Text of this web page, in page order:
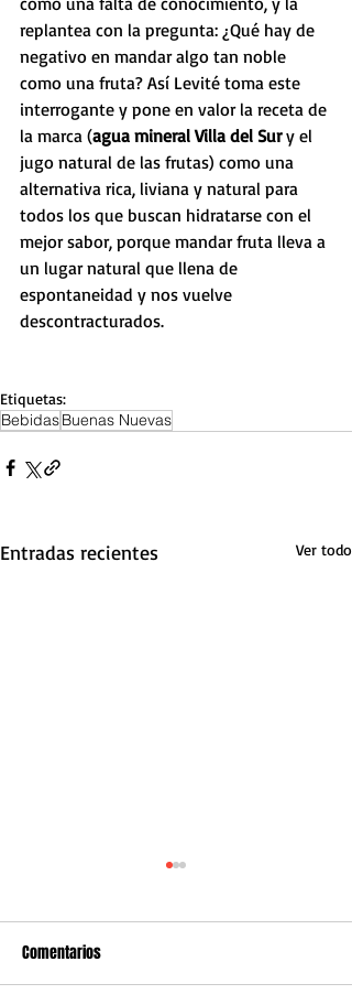
replantea con la pregunta: ¿Qué hay de
negativo en mandar algo tan noble
como una fruta? Así Levité toma este
interrogante y pone en valor la receta de
la marca (agua mineral Villa del Sur y el
jugo natural de las frutas) como una
alternativa rica, liviana y natural para
todos los que buscan hidratarse con el
mejor sabor, porque mandar fruta lleva a
un lugar natural que llena de
espontaneidad y nos vuelve
descontracturados.
Etiquetas:
BebidasBuenas Nuevas
Entradas recientes Ver todo
Comentarios